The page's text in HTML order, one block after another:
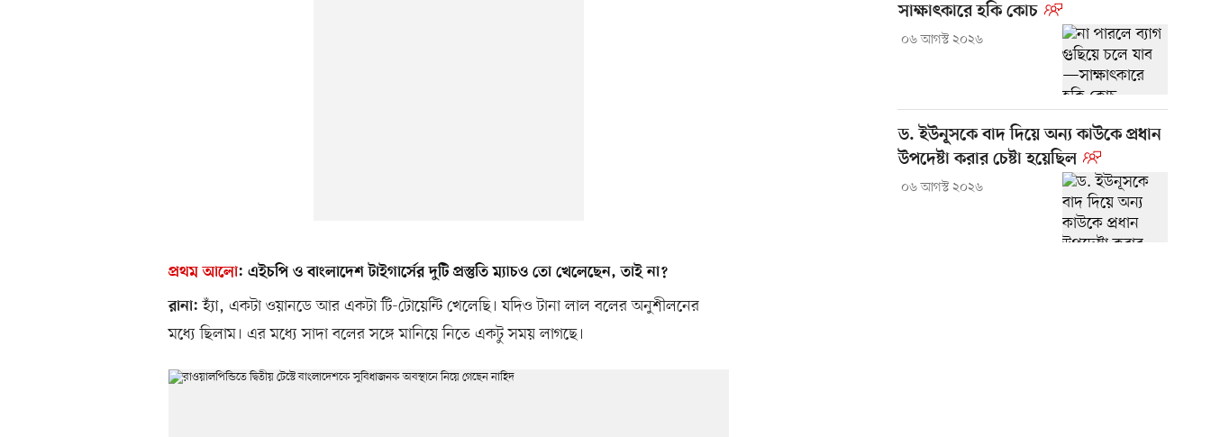
প্রথম আলো: এইচপি ও বাংলাদেশ টাইগার্সের দুটি প্রস্তুতি ম্যাচও তো খেলেছেন, তাই না?
রানা: হ্যাঁ, একটা ওয়ানডে আর একটা টি-টোয়েন্টি খেলেছি। যদিও টানা লাল বলের অনুশীলনের
মধ্যে ছিলাম। এর মধ্যে সাদা বলের সঙ্গে মানিয়ে নিতে একটু সময় লাগছে।
সাক্ষাৎকারে হকি কোচ
০৬ আগস্ট ২০২৬
ড. ইউনূসকে বাদ দিয়ে অন্য কাউকে প্রধান
উপদেষ্টা করার চেষ্টা হয়েছিল
০৬ আগস্ট ২০২৬